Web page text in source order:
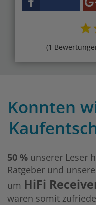
(1
Konnten
50 % unserer Leser
Ratgeber und
um HiFi
waren somit